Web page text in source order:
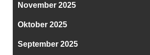
November 2025
Oktober 2025
September 2025